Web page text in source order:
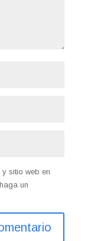
sitio web en
un